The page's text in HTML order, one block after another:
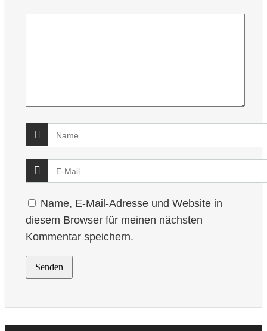
Name, E-Mail-Adresse und Website in
diesem Browser für meinen nächsten
Kommentar speichern.